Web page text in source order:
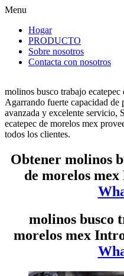
Menu
Hogar
PRODUCTO
Sobre nosotros
Contacta con nosotros
molinos busco trabajo
Agarrando fuerte capacidad
avanzada y excelente servicio,
ecatepec de morelos mex
todos los clientes.
Obtener molinos
de morelos
molinos busco
morelos mex